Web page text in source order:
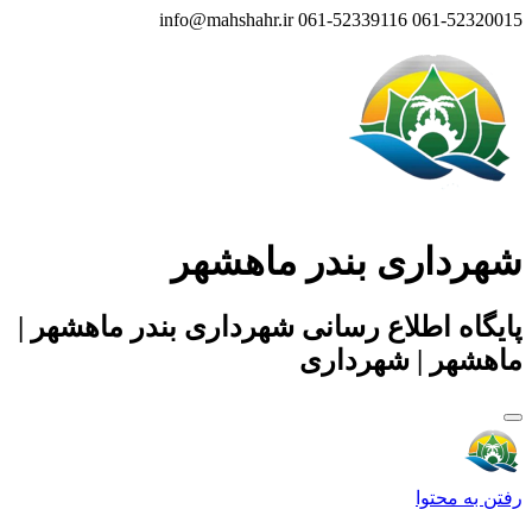
061-52320015
061-52339116
info@mahshahr.ir
شهرداری بندر ماهشهر
پایگاه اطلاع رسانی شهرداری بندر ماهشهر |
ماهشهر | شهرداری
رفتن به محتوا